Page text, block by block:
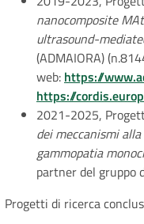
nanocomposite
ultrasound-
(ADMAIORA)
web: https://
https://
2021-2025,
dei meccanismi
gammopatia
partner del gruppo
Progetti di ricerca